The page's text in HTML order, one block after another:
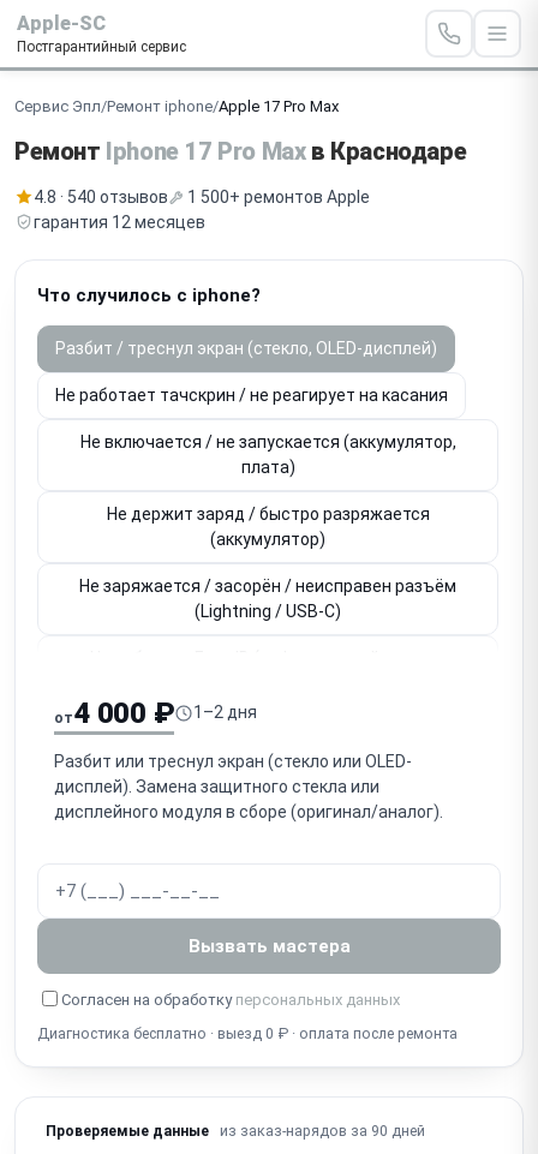
Apple-SC
Постгарантийный сервис
Сервис Эпл/Ремонт iphone/Apple 17 Pro Max
Ремонт Iphone 17 Pro Maxв Краснодаре
4.8 · 540 отзывов
1 500+ ремонтов Apple
гарантия 12 месяцев
Что случилось с iphone?
Разбит / треснул экран (стекло, OLED-дисплей)
Не работает тачскрин / не реагирует на касания
Не включается / не запускается (аккумулятор,
плата)
Не держит заряд / быстро разряжается
(аккумулятор)
Не заряжается / засорён / неисправен разъём
(Lightning / USB-C)
Не работает Touch ID / кнопка Home (привязана к
плате)
Не работает основная / фронтальная камера
Нет громкого звука / не работает громкоговоритель
(speaker)
Собеседник не слышит / не работает микрофон
Попадание воды / окисление (несмотря на IP-
защиту)
от4 000 ₽ 1–2 дня
Разбит или треснул экран (стекло или OLED-
дисплей). Замена защитного стекла или
дисплейного модуля в сборе (оригинал/аналог).
Вызвать мастера
Согласен на обработку персональных данных
Диагностика бесплатно · выезд 0 ₽ · оплата после ремонта
Проверяемые данные из заказ-нарядов за 90 дней